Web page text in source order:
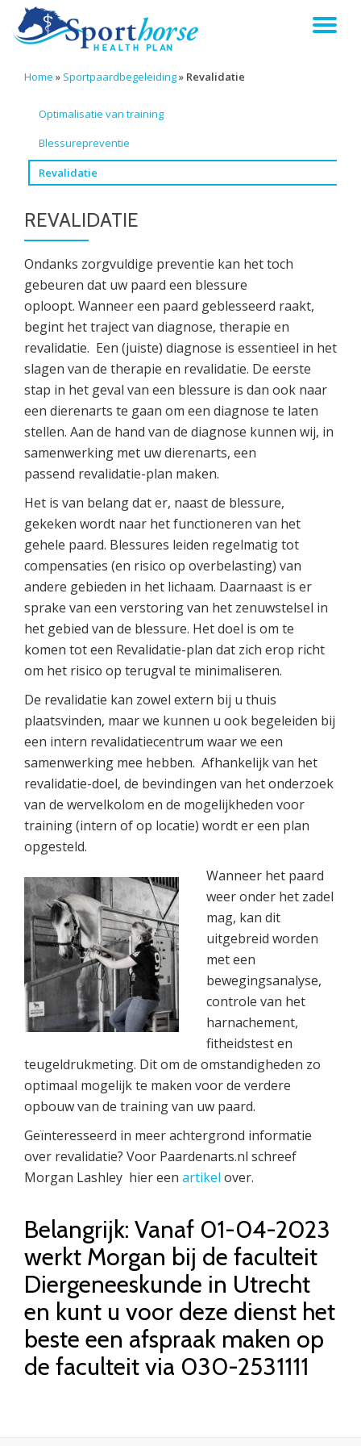
Skip
contentHome » Sportpaardbegeleiding» Revalidatie
Optimalisatie van training
Blessurepreventie
Revalidatie
REVALIDATIE
Ondanks zorgvuldige preventie kan het toch
gebeuren dat uw paard een blessure
oploopt. Wanneer een paard geblesseerd raakt,
begint het traject van diagnose, therapie en
revalidatie. Een (juiste) diagnose is essentieel in het
slagen van de therapie en revalidatie. De eerste
stap in het geval van een blessure is dan ook naar
een dierenarts te gaan om een diagnose te laten
stellen. Aan de hand van de diagnose kunnen wij, in
samenwerking met uw dierenarts, een
passend revalidatie-plan maken.
Het is van belang dat er, naast de blessure,
gekeken wordt naar het functioneren van het
gehele paard. Blessures leiden regelmatig tot
compensaties (en risico op overbelasting) van
andere gebieden in het lichaam. Daarnaast is er
sprake van een verstoring van het zenuwstelsel in
het gebied van de blessure. Het doel is om te
komen tot een Revalidatie-plan dat zich erop richt
om het risico op terugval te minimaliseren.
De revalidatie kan zowel extern bij u thuis
plaatsvinden, maar we kunnen u ook begeleiden bij
een intern revalidatiecentrum waar we een
samenwerking mee hebben. Afhankelijk van het
revalidatie-doel, de bevindingen van het onderzoek
van de wervelkolom en de mogelijkheden voor
training (intern of op locatie) wordt er een plan
opgesteld.
Wanneer het paard
weer onder het zadel
mag, kan dit
uitgebreid worden
met een
bewegingsanalyse,
controle van het
harnachement,
fitheidstest en
teugeldrukmeting. Dit om de omstandigheden zo
optimaal mogelijk te maken voor de verdere
opbouw van de training van uw paard.
Geïnteresseerd in meer achtergrond informatie
over revalidatie? Voor Paardenarts.nl schreef
Morgan Lashley hier een artikel over.
Belangrijk: Vanaf 01-04-2023
werkt Morgan bij de faculteit
Diergeneeskunde in Utrecht
en kunt u voor deze dienst het
beste een afspraak maken op
de faculteit via 030-2531111